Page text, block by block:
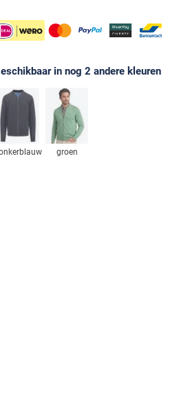
in nog 2 andere kleuren
groen